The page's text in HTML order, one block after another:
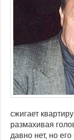
сжигает
размахивая
давно нет, но